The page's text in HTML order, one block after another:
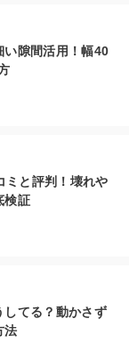
い隙間活用！幅40
ミと評判！壊れや
検証
してる？動かさず
法